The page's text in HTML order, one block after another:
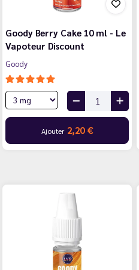
Goody Berry Cake 10 ml - Le
Vapoteur Discount
Goody
Ajouter 2,20 €